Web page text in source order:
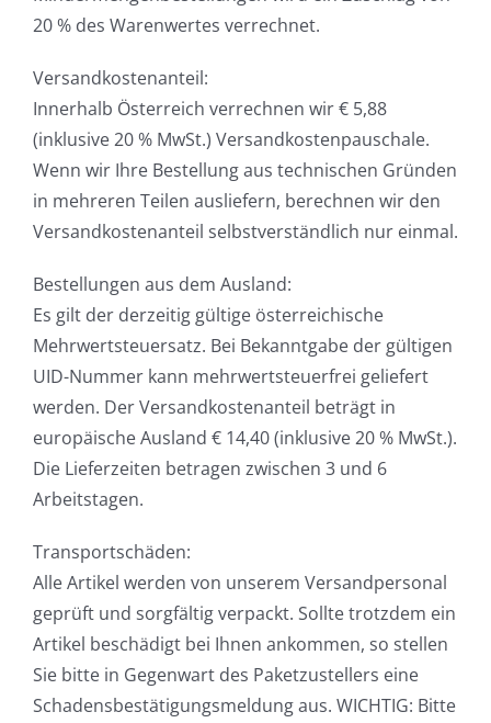
20 % des Warenwertes verrechnet.
Versandkostenanteil:
Innerhalb Österreich verrechnen wir € 5,88
(inklusive 20 % MwSt.) Versandkostenpauschale.
Wenn wir Ihre Bestellung aus technischen Gründen
in mehreren Teilen ausliefern, berechnen wir den
Versandkostenanteil selbstverständlich nur einmal.
Bestellungen aus dem Ausland:
Es gilt der derzeitig gültige österreichische
Mehrwertsteuersatz. Bei Bekanntgabe der gültigen
UID-Nummer kann mehrwertsteuerfrei geliefert
werden. Der Versandkostenanteil beträgt in
europäische Ausland € 14,40 (inklusive 20 % MwSt.).
Die Lieferzeiten betragen zwischen 3 und 6
Arbeitstagen.
Transportschäden:
Alle Artikel werden von unserem Versandpersonal
geprüft und sorgfältig verpackt. Sollte trotzdem ein
Artikel beschädigt bei Ihnen ankommen, so stellen
Sie bitte in Gegenwart des Paketzustellers eine
Schadensbestätigungsmeldung aus. WICHTIG: Bitte